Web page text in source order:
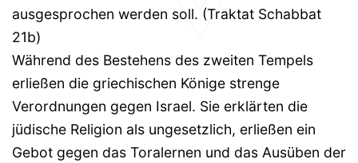
ausgesprochen werden soll. (Traktat Schabbat
21b)
Während des Bestehens des zweiten Tempels
erließen die griechischen Könige strenge
Verordnungen gegen Israel. Sie erklärten die
jüdische Religion als ungesetzlich, erließen ein
Gebot gegen das Toralernen und das Ausüben der